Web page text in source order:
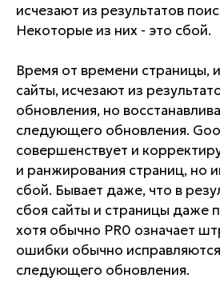
исчезают из результатов
Некоторые из них - это сбой.
Время от времени страницы,
сайты, исчезают из
обновления, но
следующего обновления.
совершенствует и
и ранжирования страниц, но
сбой. Бывает даже, что в
сбоя сайты и страницы даже
хотя обычно PR0 означает
ошибки обычно
следующего обновления.